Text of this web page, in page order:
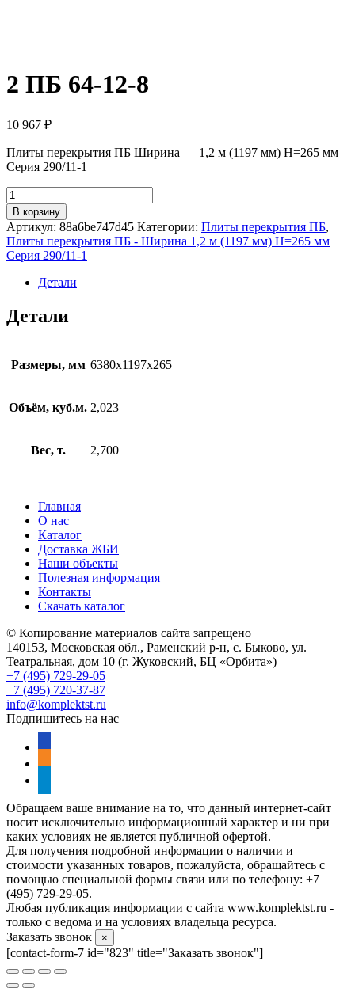
2 ПБ 64-12-8
10 967 ₽
Плиты перекрытия ПБ Ширина — 1,2 м (1197 мм) H=265 мм
Серия 290/11-1
Количество
товара
2
ПБ
64-
12-
В корзину
Артикул: 88a6be747d45 Категории: Плиты перекрытия ПБ,
Плиты перекрытия ПБ - Ширина 1,2 м (1197 мм) H=265 мм
Серия 290/11-1
Детали
Детали
Размеры, мм 6380х1197х265
Объём, куб.м. 2,023
Вес, т. 2,700
Главная
О нас
Каталог
Доставка ЖБИ
Наши объекты
Полезная информация
Контакты
Скачать каталог
© Копирование материалов сайта запрещено
140153, Московская обл., Раменский р-н, с. Быково, ул.
Театральная, дом 10 (г. Жуковский, БЦ «Орбита»)
+7 (495) 729-29-05
+7 (495) 720-37-87
info@komplektst.ru
Подпишитесь на нас
Обращаем ваше внимание на то, что данный интернет-сайт
носит исключительно информационный характер и ни при
каких условиях не является публичной офертой.
Для получения подробной информации о наличии и
стоимости указанных товаров, пожалуйста, обращайтесь с
помощью специальной формы связи или по телефону: +7
(495) 729-29-05.
Любая публикация информации с сайта www.komplektst.ru -
только с ведома и на условиях владельца ресурса.
Заказать звонок
×
[contact-form-7 id="823" title="Заказать звонок"]